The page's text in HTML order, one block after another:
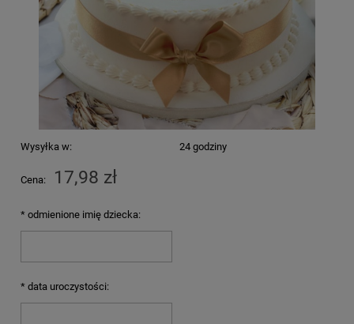
Wysyłka w: 24 godziny
Cena: 17,98 zł
* odmienione imię dziecka:
* data uroczystości: